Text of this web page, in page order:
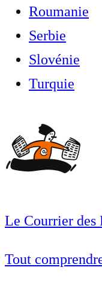
Roumanie
Serbie
Slovénie
Turquie
Le Courrier des
Tout